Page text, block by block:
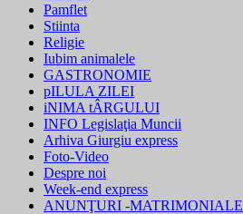
Pamflet
Stiinta
Religie
Iubim animalele
GASTRONOMIE
pILULA ZILEI
iNIMA tÂRGULUI
INFO Legislaţia Muncii
Arhiva Giurgiu express
Foto-Video
Despre noi
Week-end express
ANUNŢURI -